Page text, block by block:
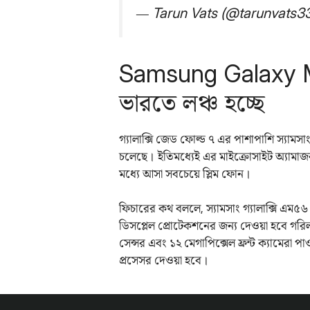
— Tarun Vats
Samsung Galaxy
ভারতে লঞ্চ হচ্ছে
গ্যালাক্সি জেড ফোল্ড ৭ এর পাশাপাশি
চলেছে। ইতিমধ্যেই এর মাইক্রোসাইট
মধ্যে আসা সবচেয়ে স্লিম ফোন।
ফিচারের কথ বললে, স্যামসাং গ্যালাক্সি
ডিসপ্লেল প্রোটেকশনের জন্য দেওয়া হবে
সেন্সর এবং ১২ মেগাপিক্সেল ফ্রন্ট ক্যামেরা
প্রসেসর দেওয়া হবে।